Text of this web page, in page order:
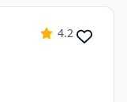
4.2